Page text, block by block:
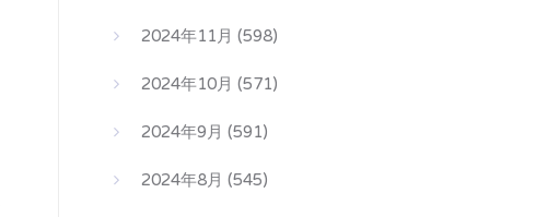
2024年11月 (598)
2024年10月 (571)
2024年9月 (591)
2024年8月 (545)